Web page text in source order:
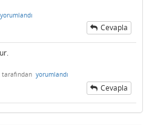
yorumlandı
Cevapla
tarafından yorumlandı
Cevapla